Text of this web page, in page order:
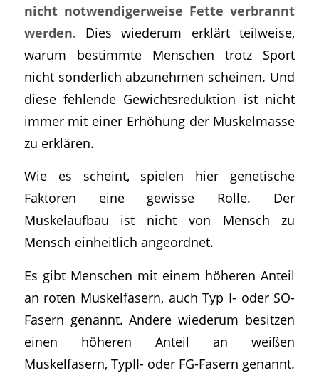
nicht notwendigerweise Fette verbrannt
werden. Dies wiederum erklärt teilweise,
warum bestimmte Menschen trotz Sport
nicht sonderlich abzunehmen scheinen. Und
diese fehlende Gewichtsreduktion ist nicht
immer mit einer Erhöhung der Muskelmasse
zu erklären.
Wie es scheint, spielen hier genetische
Faktoren eine gewisse Rolle. Der
Muskelaufbau ist nicht von Mensch zu
Mensch einheitlich angeordnet.
Es gibt Menschen mit einem höheren Anteil
an roten Muskelfasern, auch Typ I- oder SO-
Fasern genannt. Andere wiederum besitzen
einen höheren Anteil an weißen
Muskelfasern, TypII- oder FG-Fasern genannt.